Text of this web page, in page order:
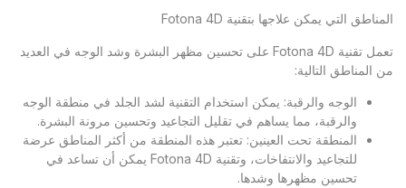
المناطق التي يمكن علاجها بتقنية Fotona 4D
تعمل تقنية Fotona 4D على تحسين مظهر البشرة وشد الوجه في العديد
من المناطق التالية:
الوجه والرقبة: يمكن استخدام التقنية لشد الجلد في منطقة الوجه
والرقبة، مما يساهم في تقليل التجاعيد وتحسين مرونة البشرة.
المنطقة تحت العينين: تعتبر هذه المنطقة من أكثر المناطق عرضة
للتجاعيد والانتفاخات، وتقنية Fotona 4D يمكن أن تساعد في
تحسين مظهرها وشدها.